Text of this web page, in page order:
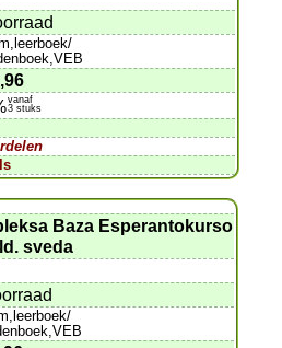
vanaf
3 stuks
Baza Esperantokurso
sveda